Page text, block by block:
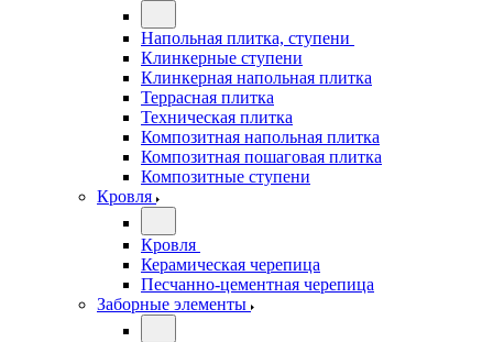
Напольная плитка, ступени
Клинкерные ступени
Клинкерная напольная плитка
Террасная плитка
Техническая плитка
Композитная напольная плитка
Композитная пошаговая плитка
Композитные ступени
Кровля
Кровля
Керамическая черепица
Песчанно-цементная черепица
Заборные элементы